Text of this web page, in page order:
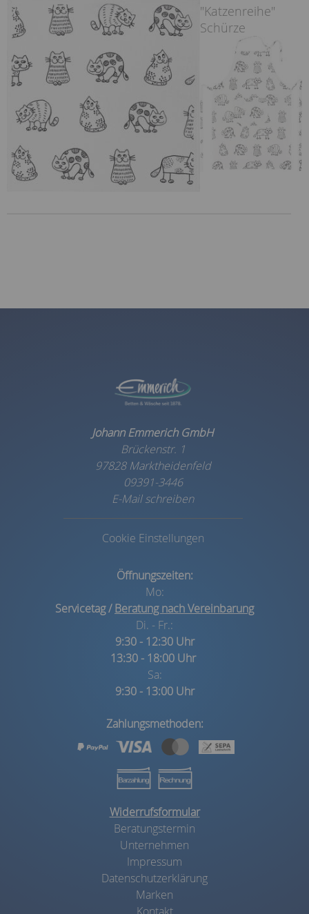
"Katzenreihe"
Schürze
Johann Emmerich GmbH
Brückenstr. 1
97828 Marktheidenfeld
09391-3446
E-Mail schreiben
Cookie Einstellungen
Öffnungszeiten:
Mo:
Servicetag /Beratung nach Vereinbarung
Di. - Fr.:
9:30 - 12:30 Uhr
13:30 - 18:00 Uhr
Sa:
9:30 - 13:00 Uhr
Zahlungsmethoden:
Widerrufsformular
Beratungstermin
Unternehmen
Impressum
Datenschutzerklärung
Marken